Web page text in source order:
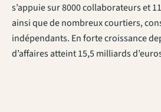
s’appuie sur 8000 collaborateurs et
ainsi que de nombreux courtiers,
indépendants. En forte croissance
d’affaires atteint 15,5 milliards